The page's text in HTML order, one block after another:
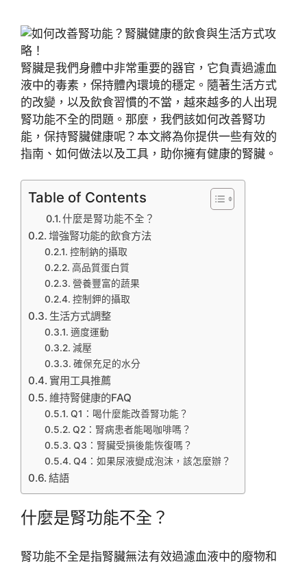
腎臟是我們身體中非常重要的器官，它負責過濾血
液中的毒素，保持體內環境的穩定。隨著生活方式
的改變，以及飲食習慣的不當，越來越多的人出現
腎功能不全的問題。那麼，我們該如何改善腎功
能，保持腎臟健康呢？本文將為你提供一些有效的
指南、如何做法以及工具，助你擁有健康的腎臟。
Table of Contents
什麼是腎功能不全？
增強腎功能的飲食方法
控制鈉的攝取
高品質蛋白質
營養豐富的蔬果
控制鉀的攝取
生活方式調整
適度運動
減壓
確保充足的水分
實用工具推薦
維持腎健康的FAQ
Q1：喝什麼能改善腎功能？
Q2：腎病患者能喝咖啡嗎？
Q3：腎臟受損後能恢復嗎？
Q4：如果尿液變成泡沫，該怎麼辦？
結語
什麼是腎功能不全？
腎功能不全是指腎臟無法有效過濾血液中的廢物和